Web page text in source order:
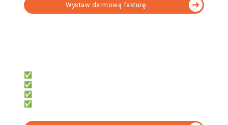
Wystaw darmową fakturę
✅ 7 000+ formularzy w tym KSeF
✅ e-Deklaracji, JPK, e-ZUS
✅ Obsługi wielu firm
✅ Narzędzia do formalności